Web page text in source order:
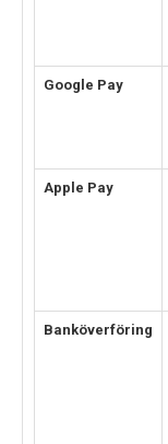
Google Pay
Apple Pay
Banköverföring